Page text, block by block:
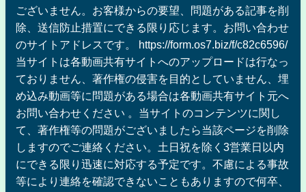
ございません。お客様からの要望、問題がある記事を削
除、送信防止措置にできる限り応じます。お問い合わせ
のサイトアドレスです。 https://form.os7.biz/f/c82c6596/
当サイトは各動画共有サイトへのアップロードは行なっ
ておりません、著作権の侵害を目的としていません、埋
め込み動画等に問題がある場合は各動画共有サイト元へ
お問い合わせください 。当サイトのコンテンツに関し
て、著作権等の問題がございましたら当該ページを削除
しますのでご連絡ください。土日祝を除く3営業日以内
にできる限り迅速に対応する予定です。不慮による事故
等により連絡を確認できないこともありますので何卒、